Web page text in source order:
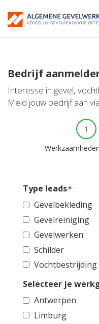
Bedrijf
Interesse in gevel,
Meld jouw bedrijf aan
1
Type leads*
Gevelbekleding
Gevelreiniging
Gevelwerken
Schilder
Vochtbestrijding
Selecteer je
Antwerpen
Limburg